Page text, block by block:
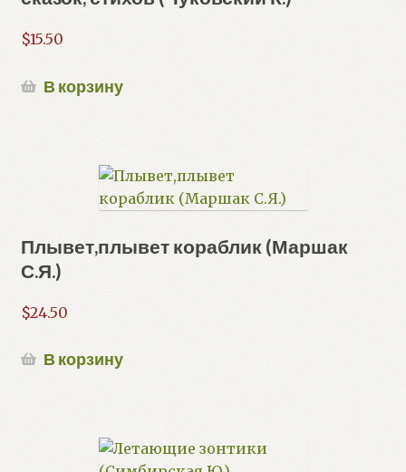
$15.50
В корзину
Плывет,плывет кораблик (Маршак
С.Я.)
$24.50
В корзину